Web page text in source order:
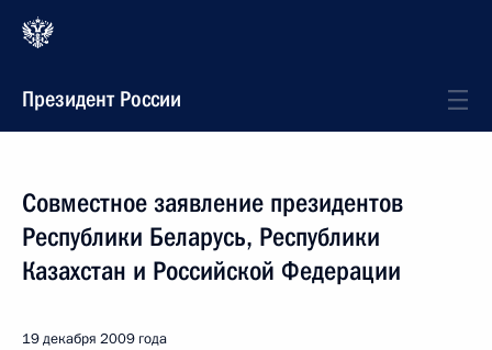
Президент России
Совместное заявление президентов
Республики Беларусь, Республики
Казахстан и Российской Федерации
19 декабря 2009 года